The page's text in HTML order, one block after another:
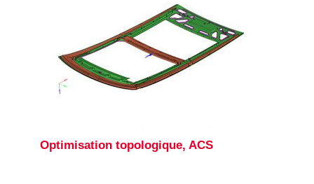
Optimisation topologique, ACS